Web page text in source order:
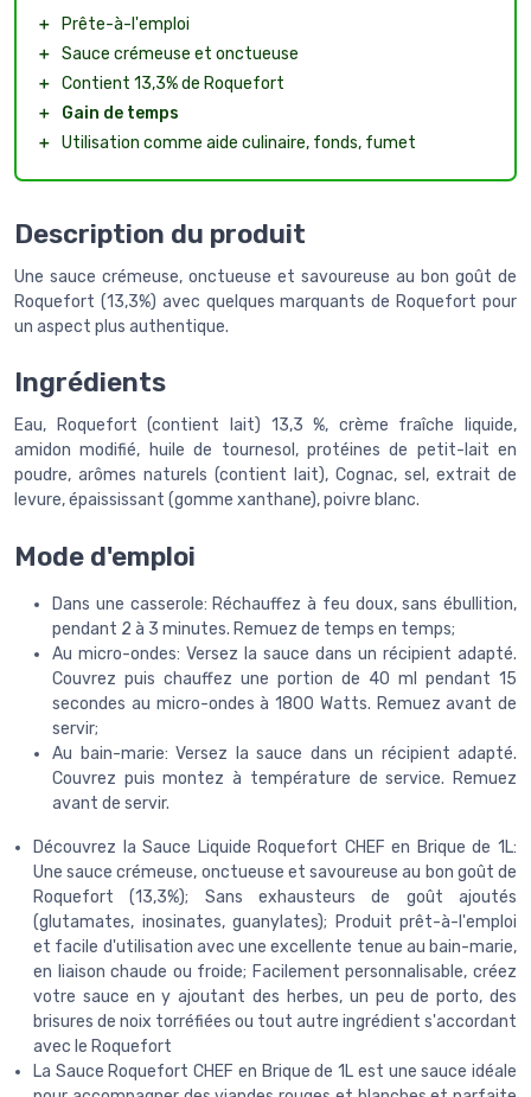
＋
Prête-à-l'emploi
＋ Sauce crémeuse et onctueuse
＋ Contient 13,3% de Roquefort
＋
Gain de temps
＋ Utilisation comme aide culinaire, fonds, fumet
Description du produit
Une sauce crémeuse, onctueuse et savoureuse au bon goût de
Roquefort (13,3%) avec quelques marquants de Roquefort pour
un aspect plus authentique.
Ingrédients
Eau, Roquefort (contient lait) 13,3 %, crème fraîche liquide,
amidon modifié, huile de tournesol, protéines de petit-lait en
poudre, arômes naturels (contient lait), Cognac, sel, extrait de
levure, épaississant (gomme xanthane), poivre blanc.
Mode d'emploi
Dans une casserole: Réchauffez à feu doux, sans ébullition,
pendant 2 à 3 minutes. Remuez de temps en temps;
Au micro-ondes: Versez la sauce dans un récipient adapté.
Couvrez puis chauffez une portion de 40 ml pendant 15
secondes au micro-ondes à 1800 Watts. Remuez avant de
servir;
Au bain-marie: Versez la sauce dans un récipient adapté.
Couvrez puis montez à température de service. Remuez
avant de servir.
Découvrez la Sauce Liquide Roquefort CHEF en Brique de 1L:
Une sauce crémeuse, onctueuse et savoureuse au bon goût de
Roquefort (13,3%); Sans exhausteurs de goût ajoutés
(glutamates, inosinates, guanylates); Produit prêt-à-l'emploi
et facile d'utilisation avec une excellente tenue au bain-marie,
en liaison chaude ou froide; Facilement personnalisable, créez
votre sauce en y ajoutant des herbes, un peu de porto, des
brisures de noix torréfiées ou tout autre ingrédient s'accordant
avec le Roquefort
La Sauce Roquefort CHEF en Brique de 1L est une sauce idéale